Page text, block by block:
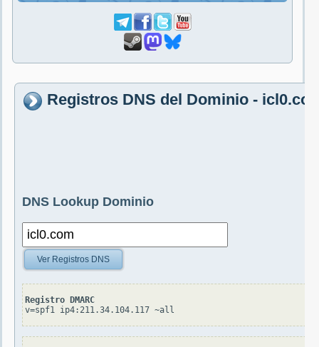
Registros DNS del Dominio -
DNS Lookup Dominio
Ver Registros DNS
Registro DMARC
v=spf1 ip4:211.34.104.117 ~all